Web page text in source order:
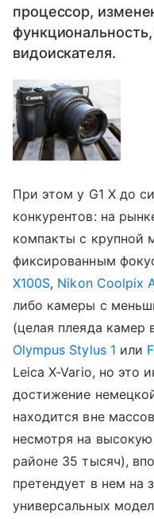
процессор,
видоискателя.
При этом у G1 X до
конкурентов: на
компакты с крупной
фиксированным
X100S, Nikon Coolpix
либо камеры с
(целая плеяда камер
Olympus Stylus 1 или
Leica X-Vario, но это
достижение
находится вне
несмотря на
районе 35 тысяч),
претендует в нем на
универсальных